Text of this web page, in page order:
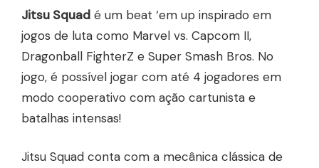
Jitsu Squad é um beat ‘em up inspirado em
jogos de luta como Marvel vs. Capcom II,
Dragonball FighterZ e Super Smash Bros. No
jogo, é possível jogar com até 4 jogadores em
modo cooperativo com ação cartunista e
batalhas intensas!
Jitsu Squad conta com a mecânica clássica de